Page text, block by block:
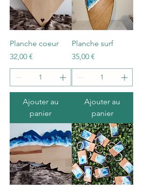
Planche coeur
Prix
32,00 €
Ajouter au
panier
Planche surf
Prix
35,00 €
Ajouter au
panier